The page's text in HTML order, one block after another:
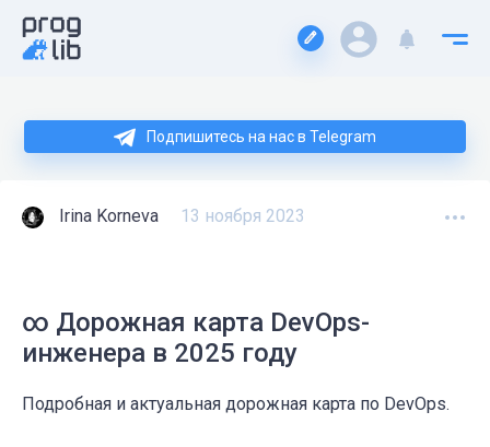
Подпишитесь на нас в Telegram
Irina Korneva 13 ноября 2023
∞ Дорожная карта DevOps-
инженера в 2025 году
Подробная и актуальная дорожная карта по DevOps.